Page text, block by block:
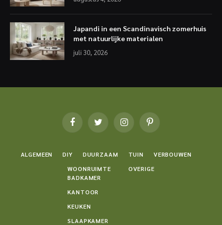
Japandi in een Scandinavisch zomerhuis
met natuurlijke materialen
juli 30, 2026
FacebookTwitter InstagramPinterest
ALGEMEEN DIY DUURZAAM TUIN
VERBOUWEN
WOONRUIMTE
BADKAMER
KANTOOR
KEUKEN
SLAAPKAMER
OVERIGE